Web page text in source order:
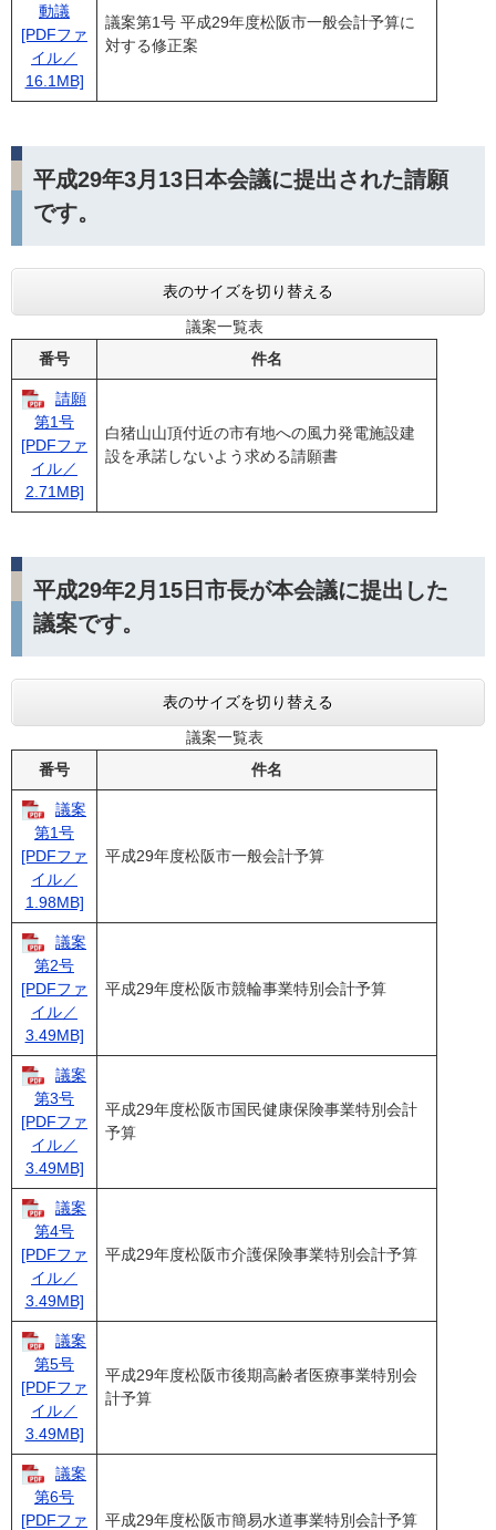
動議
[PDFファ
イル／
16.1MB]
議案第1号 平成29年度松阪市一般会計予算に
対する修正案
平成29年3月13日本会議に提出された請願
です。
表のサイズを切り替える
議案一覧表
番号
件名
請願
第1号
[PDFファ
イル／
2.71MB]
白猪山山頂付近の市有地への風力発電施設建
設を承諾しないよう求める請願書
平成29年2月15日市長が本会議に提出した
議案です。
表のサイズを切り替える
議案一覧表
番号
件名
議案
第1号
[PDFファ
イル／
1.98MB]
平成29年度松阪市一般会計予算
議案
第2号
[PDFファ
イル／
3.49MB]
平成29年度松阪市競輪事業特別会計予算
議案
第3号
[PDFファ
イル／
3.49MB]
平成29年度松阪市国民健康保険事業特別会計
予算
議案
第4号
[PDFファ
イル／
3.49MB]
平成29年度松阪市介護保険事業特別会計予算
議案
第5号
[PDFファ
イル／
3.49MB]
平成29年度松阪市後期高齢者医療事業特別会
計予算
議案
第6号
[PDFファ
平成29年度松阪市簡易水道事業特別会計予算